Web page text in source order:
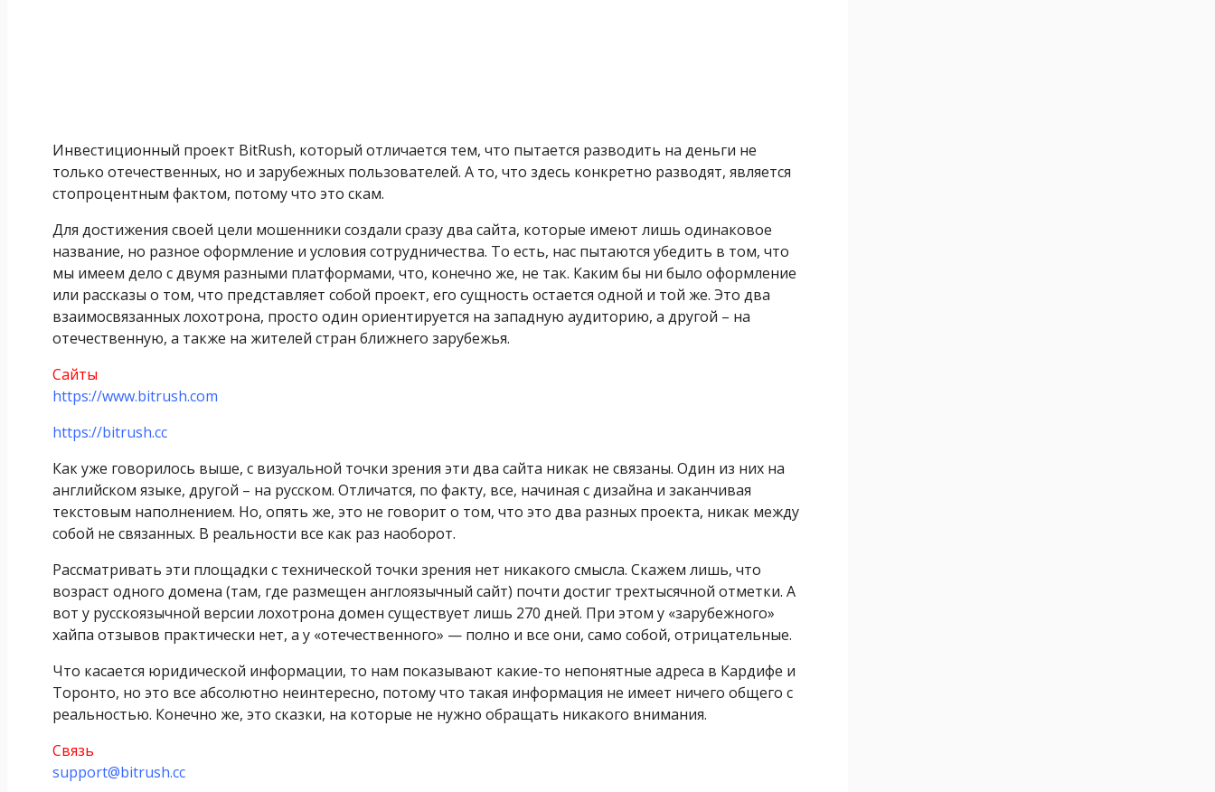
Инвестиционный проект BitRush, который отличается тем, что пытается разводить на деньги не
только отечественных, но и зарубежных пользователей. А то, что здесь конкретно разводят, является
стопроцентным фактом, потому что это скам.
Для достижения своей цели мошенники создали сразу два сайта, которые имеют лишь одинаковое
название, но разное оформление и условия сотрудничества. То есть, нас пытаются убедить в том, что
мы имеем дело с двумя разными платформами, что, конечно же, не так. Каким бы ни было оформление
или рассказы о том, что представляет собой проект, его сущность остается одной и той же. Это два
взаимосвязанных лохотрона, просто один ориентируется на западную аудиторию, а другой – на
отечественную, а также на жителей стран ближнего зарубежья.
Сайты
https://www.bitrush.com
https://bitrush.cc
Как уже говорилось выше, с визуальной точки зрения эти два сайта никак не связаны. Один из них на
английском языке, другой – на русском. Отличатся, по факту, все, начиная с дизайна и заканчивая
текстовым наполнением. Но, опять же, это не говорит о том, что это два разных проекта, никак между
собой не связанных. В реальности все как раз наоборот.
Рассматривать эти площадки с технической точки зрения нет никакого смысла. Скажем лишь, что
возраст одного домена (там, где размещен англоязычный сайт) почти достиг трехтысячной отметки. А
вот у русскоязычной версии лохотрона домен существует лишь 270 дней. При этом у «зарубежного»
хайпа отзывов практически нет, а у «отечественного» — полно и все они, само собой, отрицательные.
Что касается юридической информации, то нам показывают какие-то непонятные адреса в Кардифе и
Торонто, но это все абсолютно неинтересно, потому что такая информация не имеет ничего общего с
реальностью. Конечно же, это сказки, на которые не нужно обращать никакого внимания.
Связь
support@bitrush.cc